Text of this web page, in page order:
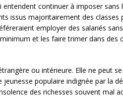
entendent continuer à imposer sans
issus majoritairement des classes
employer des salariés
et les faire trimer dans des
ou intérieure. Elle ne peut
jeunesse populaire indignée par la
des richesses souvent mal